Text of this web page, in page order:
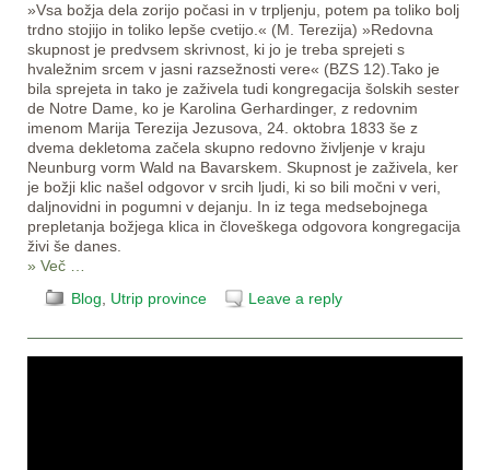
»Vsa božja dela zorijo počasi in v trpljenju, po­tem pa toliko bolj
trdno stojijo in toliko lepše cveti­jo.« (M. Terezija) »Redovna
skupnost je predvsem skrivnost, ki jo je treba sprejeti s
hvaležnim srcem v jasni razsežnosti vere« (BZS 12).Tako je
bila sprejeta in tako je zaživela tudi kon­gregacija šolskih sester
de Notre Dame, ko je Karo­lina Gerhardinger, z redovnim
imenom Marija Te­rezija Jezusova, 24. oktobra 1833 še z
dvema dek­letoma začela skupno redovno življenje v kraju
Neunburg vorm Wald na Bavarskem. Skupnost je zaživela, ker
je božji klic našel odgovor v srcih ljudi, ki so bili močni v veri,
daljnovidni in pogumni v dejanju. In iz tega medsebojnega
prepletanja božjega klica in človeškega odgovora kongregacija
živi še danes.
» Več …
Blog
Utrip province Leave a reply